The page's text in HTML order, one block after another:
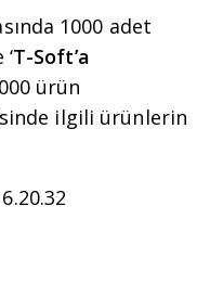
1000 adet
T-Soft’a
ürün
ilgili ürünlerin